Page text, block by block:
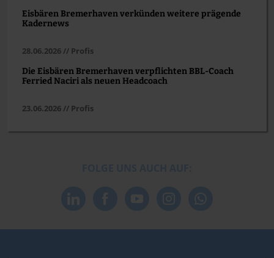
Eisbären Bremerhaven verkünden weitere prägende
Kadernews
28.06.2026 // Profis
Die Eisbären Bremerhaven verpflichten BBL-Coach
Ferried Naciri als neuen Headcoach
23.06.2026 // Profis